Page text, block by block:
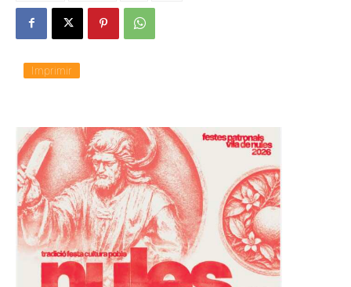
Imprimir